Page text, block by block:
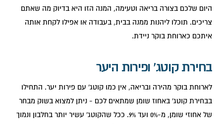
היום שלכם בצורה בריאה וטעימה, המנה הזו היא בדיוק מה שאתם
צריכים. תוכלו ליהנות ממנה בבית, בעבודה או אפילו לקחת אותה
איתכם כארוחת בוקר ניידת.
בחירת קוטג' ופירות היער
לארוחת בוקר מהירה ובריאה, אין כמו קוטג' עם פירות יער. התחילו
בבחירת קוטג' באחוז שומן שמתאים לכם - ניתן למצוא בשוק מבחר
של אחוזי שומן, מ-0% ועד 9%. ככל שהקוטג' עשיר יותר בחלבון ונמוך